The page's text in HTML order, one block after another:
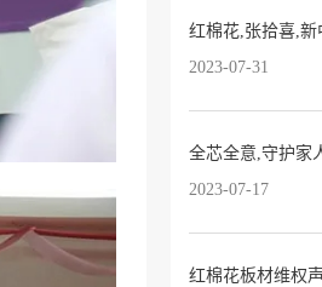
红棉花,张拾喜,
2023-07-31
2023-07-17
红棉花板材维权声